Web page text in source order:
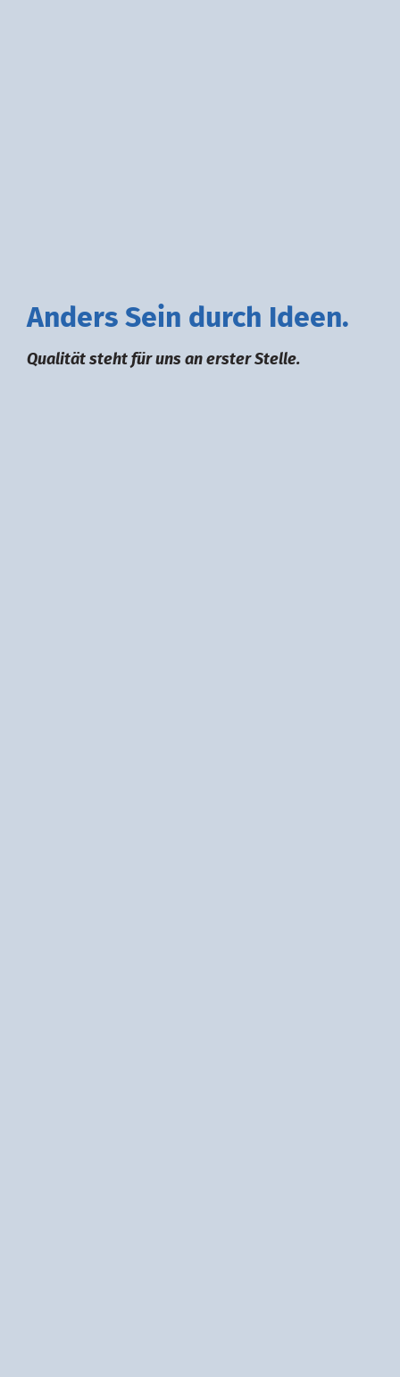
Anders Sein durch deen.
Qualität steht für uns an erster Stelle.